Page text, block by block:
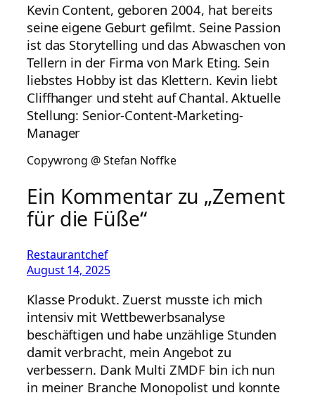
Kevin Content, geboren 2004, hat bereits
seine eigene Geburt gefilmt. Seine Passion
ist das Storytelling und das Abwaschen von
Tellern in der Firma von Mark Eting. Sein
liebstes Hobby ist das Klettern. Kevin liebt
Cliffhanger und steht auf Chantal. Aktuelle
Stellung: Senior-Content-Marketing-
Manager
Copywrong @ Stefan Noffke
Ein Kommentar zu „Zement
für die Füße“
Restaurantchef
August 14, 2025
Klasse Produkt. Zuerst musste ich mich
intensiv mit Wettbewerbsanalyse
beschäftigen und habe unzählige Stunden
damit verbracht, mein Angebot zu
verbessern. Dank Multi ZMDF bin ich nun
in meiner Branche Monopolist und konnte